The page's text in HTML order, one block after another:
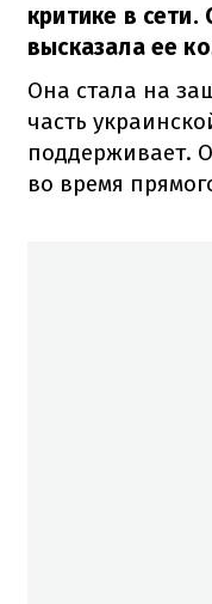
критике в
высказала ее
Она стала на
часть
поддерживает.
во время